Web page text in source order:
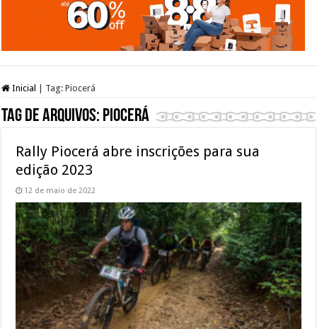
Inicial Tag:Piocerá
Tag de arquivos: Piocerá
Rally Piocerá abre inscrições para sua
edição 2023
12 de maio de 2022